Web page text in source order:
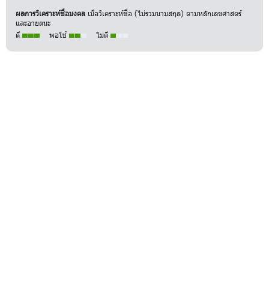
ผลการวิเคราะห์ชื่อมงคล เมื่อวิเคราะห์ชื่อ (ไม่รวมนามสกุล) ตามหลักเลขศาสตร์
และอายตนะ
ดี
พอใช้ ไม่ดี